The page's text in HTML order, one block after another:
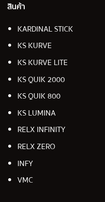
สินค้า
KARDINAL STICK
KS KURVE
KS KURVE LITE
KS QUIK 2000
KS QUIK 800
KS LUMINA
RELX INFINITY
RELX ZERO
INFY
VMC